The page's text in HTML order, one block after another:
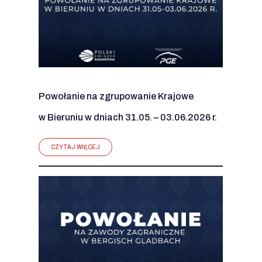
Powołanie na zgrupowanie Krajowe
w Bieruniu w dniach 31.05. – 03.06.2026 r.
CZYTAJ WIĘCEJ